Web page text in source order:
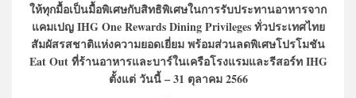
ให้ทุกมื้อเป็นมื้อพิเศษกับสิทธิพิเศษในการรับประทานอาหารจาก
แคมเปญ IHG One Rewards Dining Privileges ทั่วประเทศไทย
สัมผัสรสชาติแห่งความยอดเยี่ยม พร้อมส่วนลดพิเศษโปรโมชัน
Eat Out ที่ร้านอาหารและบาร์ในเครือโรงแรมและรีสอร์ท IHG
ตั้งแต่ วันนี้ – 31 ตุลาคม 2566